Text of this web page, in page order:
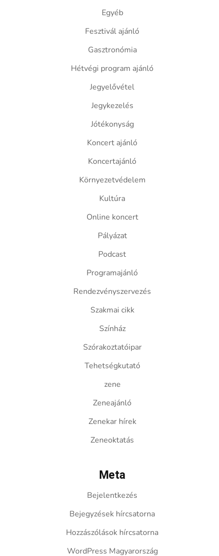
Egyéb
Fesztivál ajánló
Gasztronómia
Hétvégi program ajánló
Jegyelővétel
Jegykezelés
Jótékonyság
Koncert ajánló
Koncertajánló
Környezetvédelem
Kultúra
Online koncert
Pályázat
Podcast
Programajánló
Rendezvényszervezés
Szakmai cikk
Színház
Szórakoztatóipar
Tehetségkutató
zene
Zeneajánló
Zenekar hírek
Zeneoktatás
Meta
Bejelentkezés
Bejegyzések hírcsatorna
Hozzászólások hírcsatorna
WordPress Magyarország